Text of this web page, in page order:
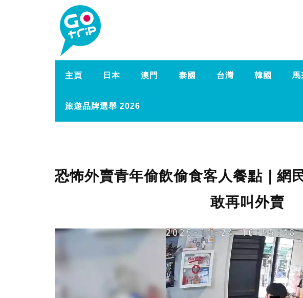
主頁 日本 澳門 泰國 台灣 韓國 馬
旅遊品牌選舉 2026
恐怖外賣青年偷飲偷食客人餐點｜網
敢再叫外賣